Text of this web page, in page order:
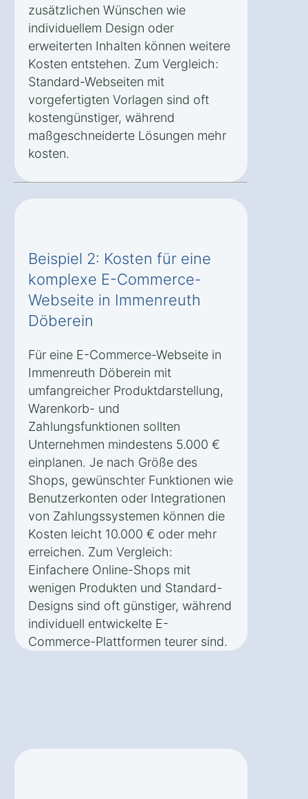
zusätzlichen Wünschen wie
individuellem Design oder
erweiterten Inhalten können weitere
Kosten entstehen. Zum Vergleich:
Standard-Webseiten mit
vorgefertigten Vorlagen sind oft
kostengünstiger, während
maßgeschneiderte Lösungen mehr
kosten.
Beispiel 2: Kosten für eine
komplexe E-Commerce-
Webseite in Immenreuth
Döberein
Für eine E-Commerce-Webseite in
Immenreuth Döberein mit
umfangreicher Produktdarstellung,
Warenkorb- und
Zahlungsfunktionen sollten
Unternehmen mindestens 5.000 €
einplanen. Je nach Größe des
Shops, gewünschter Funktionen wie
Benutzerkonten oder Integrationen
von Zahlungssystemen können die
Kosten leicht 10.000 € oder mehr
erreichen. Zum Vergleich:
Einfachere Online-Shops mit
wenigen Produkten und Standard-
Designs sind oft günstiger, während
individuell entwickelte E-
Commerce-Plattformen teurer sind.